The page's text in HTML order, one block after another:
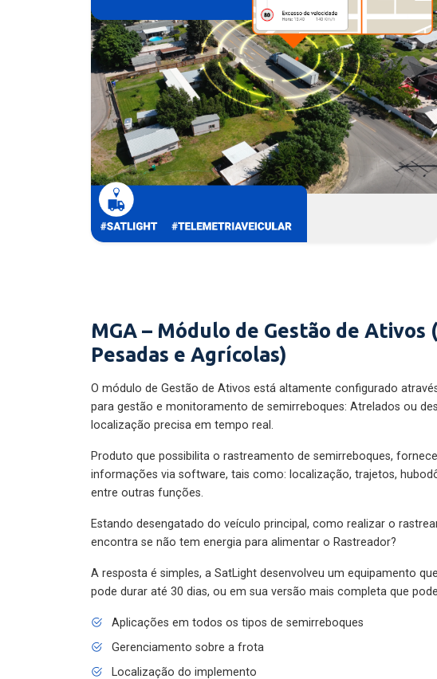
MGA – Módulo de Gestão de Ativos
Pesadas e Agrícolas)
O módulo de Gestão de Ativos está altamente configurado
para gestão e monitoramento de semirreboques: Atrelados ou
localização precisa em tempo real.
Produto que possibilita o rastreamento de semirreboques,
informações via software, tais como: localização, trajetos,
entre outras funções.
Estando desengatado do veículo principal, como realizar o
encontra se não tem energia para alimentar o Rastreador?
A resposta é simples, a SatLight desenvolveu um equipamento
pode durar até 30 dias, ou em sua versão mais completa que
Aplicações em todos os tipos de semirreboques
Gerenciamento sobre a frota
Localização do implemento